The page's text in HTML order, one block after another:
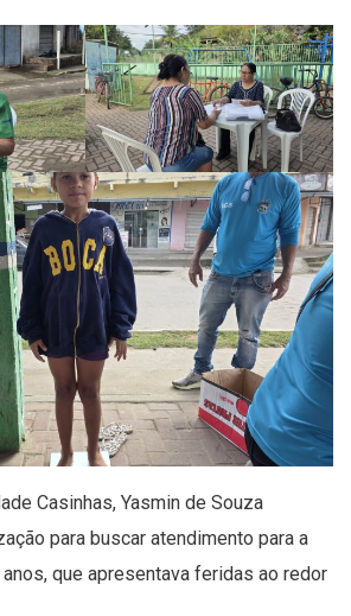
Casinhas, Yasmin de Souza
para buscar atendimento para a
anos, que apresentava feridas ao redor